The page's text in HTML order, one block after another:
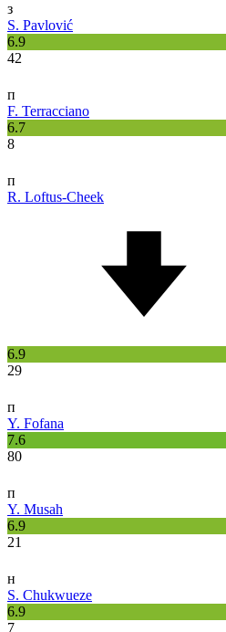
з
S. Pavlović
6.9
42
п
F. Terracciano
6.7
8
п
R. Loftus-Cheek
6.9
29
п
Y. Fofana
7.6
80
п
Y. Musah
6.9
21
н
S. Chukwueze
6.9
7